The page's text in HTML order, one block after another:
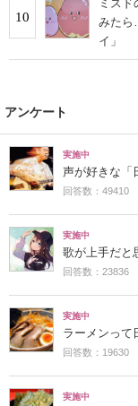
10
ミスド
みた
イ」
アンケート
実施中
声が好きな「
回答数：49410
実施中
歌が上手だと
回答数：23836
実施中
ラーメンって
回答数：19630
実施中